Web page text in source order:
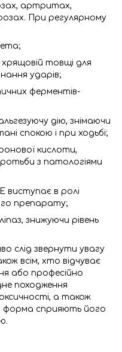
артритах,
При регулярному
товщі для
ударів;
ферментів-
дію, знімаючи
спокою і при ходьбі;
кислоти,
з патологіями
виступає в ролі
препарату;
знижуючи рівень
слід звернути увагу
всім, хто відчуває
або професійно
походження
а також
форма сприяють його